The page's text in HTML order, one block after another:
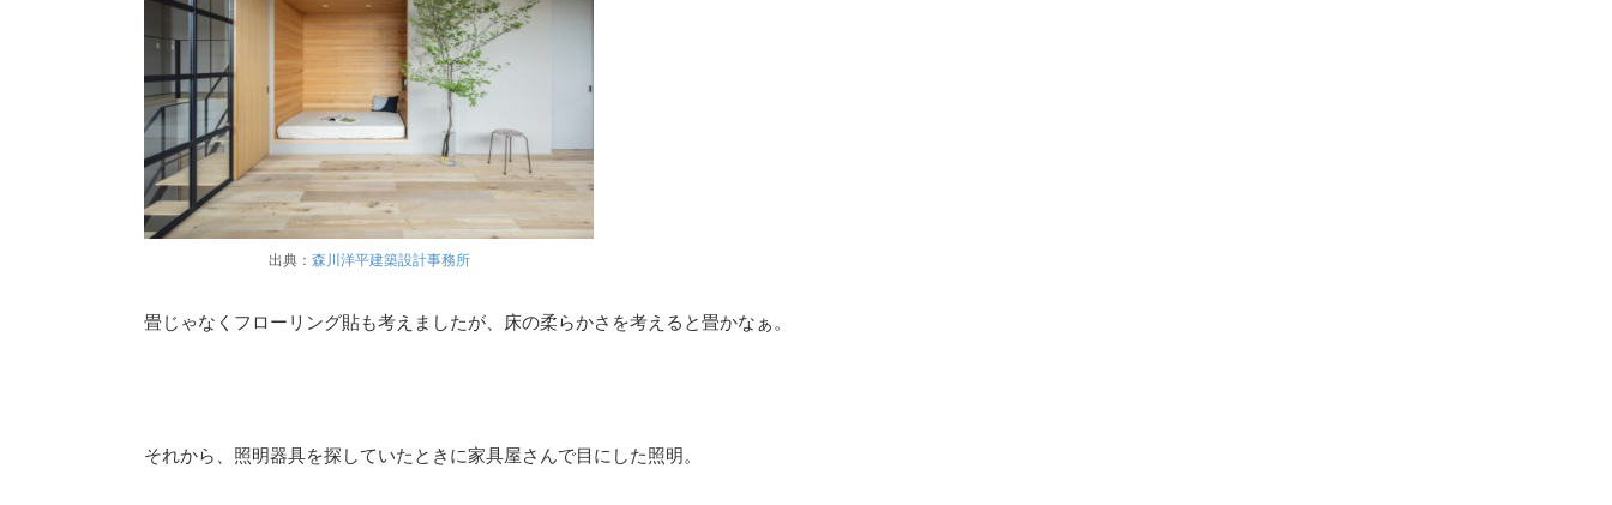
出典： 森川洋平建築設計事務所
畳じゃなくフローリング貼も考えましたが、床の柔らかさを考えると畳かなぁ。
それから、照明器具を探していたときに家具屋さんで目にした照明。